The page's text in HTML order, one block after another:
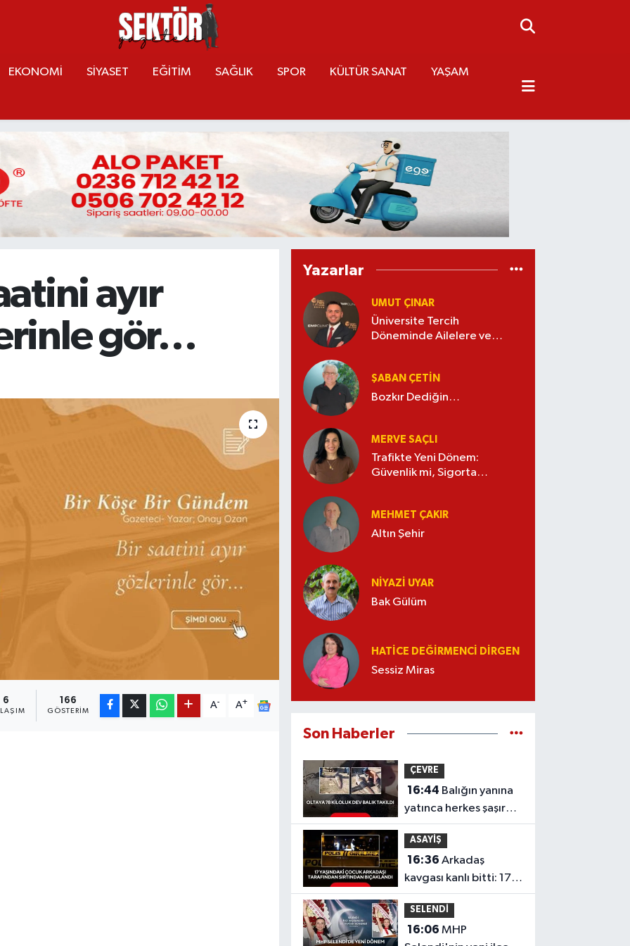
EKONOMİ SİYASET EĞİTİM SAĞLIK SPOR KÜLTÜR SANAT YAŞAM
ayır
gör…
6 166
GÖSTERIM
A- A+
Yazarlar
UMUT ÇINAR
Üniversite Tercih
Döneminde Ailelere ve
ŞABAN ÇETIN
Bozkır Dediğin…
MERVE SAÇLI
Trafikte Yeni Dönem:
Güvenlik mi, Sigorta
MEHMET ÇAKIR
Altın Şehir
NIYAZI UYAR
Bak Gülüm
HATICE DEĞIRMENCI DIRGEN
Sessiz Miras
Son Haberler
ÇEVRE
16:44
yatınca herkes şaşırdı!
Oltaya takılan 190
santimlik dev yayın
balığı
ASAYİŞ
16:36 Arkadaş
kavgası kanlı bitti: 17
yaşındaki çocuk
sırtından bıçaklandı
SELENDİ
16:06 MHP